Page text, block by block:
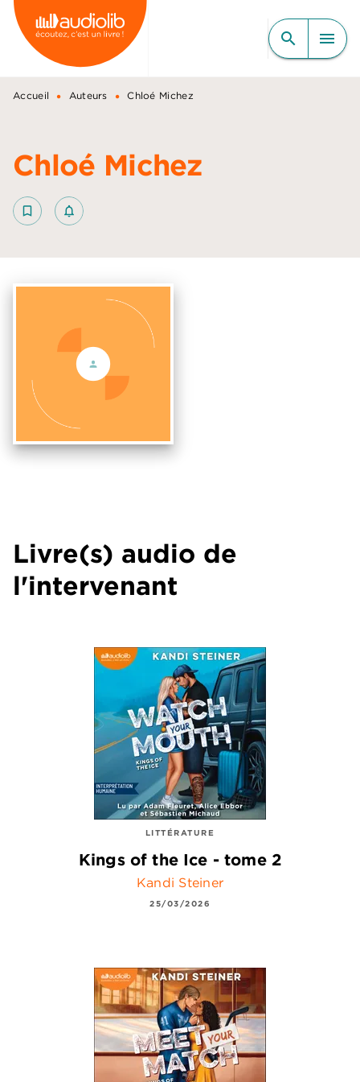
MENU RECHERCHE
CONTENU
PIED DE PAGE
search menu
Accueil • Auteurs • Chloé Michez
Chloé Michez
bookmark_border notifications_none_outlined
Livre(s) audio de
l'intervenant
LITTÉRATURE
Kings of the Ice - tome 2
Kandi Steiner
25/03/2026